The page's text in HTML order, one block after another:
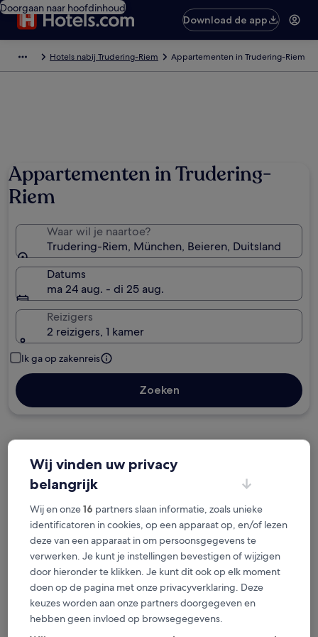
Doorgaan naar hoofdinhoud
Download de app
Hotels nabij Trudering-Riem Appartementen in Trudering-Riem
Appartementen in Trudering-
Riem
Waar wil je naartoe?
Trudering-Riem, München, Beieren, Duitsland
Datums
ma 24 aug. - di 25 aug.
Reizigers
2 reizigers, 1 kamer
Ik ga op zakenreis
Zoeken
Gratis annuleringsopties als je plannen
veranderen
Verzamel beloningen voor elke nacht van je
verblijf
Bespaar meer met ledenprijzen
Bekijk de prijzen voor deze datums
Wij vinden uw privacy
belangrijk
Wij en onze16 partners slaan informatie, zoals unieke
identificatoren in cookies, op een apparaat op, en/of lezen
deze van een apparaat in om persoonsgegevens te
verwerken. Je kunt je instellingen bevestigen of wijzigen
door hieronder te klikken. Je kunt dit ook op elk moment
doen op de pagina met onze privacyverklaring. Deze
keuzes worden aan onze partners doorgegeven en
hebben geen invloed op browsegegevens.